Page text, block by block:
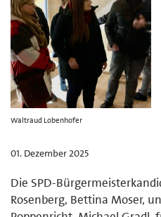
Waltraud Lobenhofer
01. Dezember 2025
Die SPD-
Rosenberg, Bettina Moser,